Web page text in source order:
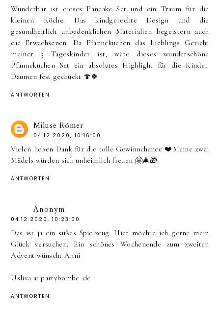
Wunderbar ist dieses Pancake Set und ein Traum für die
kleinen Köche. Das kindgerechte Design und die
gesundheitlich unbedenklichen Materialien begeistern auch
die Erwachsenen. Da Pfannekuchen das Lieblings Gericht
meiner 5 Tageskinder ist, wäre dieses wunderschöne
Pfannekuchen Set ein absolutes Highlight für die Kinder.
Daumen fest gedrückt 🍄🍀
ANTWORTEN
Miluse Römer
04.12.2020, 10:16:00
Vielen lieben Dank für die tolle Gewinnchance ❤️Meine zwei
Mädels würden sich unheimlich freuen 🤗🎄🎁
ANTWORTEN
Anonym
04.12.2020, 10:23:00
Das ist ja ein süßes Spielzeug. Hier möchte ich gerne mein
Glück versuchen. Ein schönes Wochenende zum zweiten
Advent wünscht Anni
Usliva at partybombe .de
ANTWORTEN